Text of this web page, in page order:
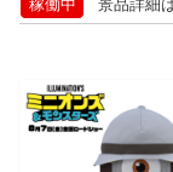
稼働中